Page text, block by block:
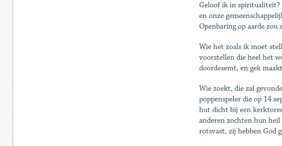
Geloof ik in spiritualiteit?
en onze
Openbaring op aarde
Wie het zoals ik moet
voorstellen die heel het
doordesemt, en gek
Wie zoekt, die zal
poppenspeler die op 14
hut dicht bij een
anderen zochten hun
rotsvast, zij hebben God